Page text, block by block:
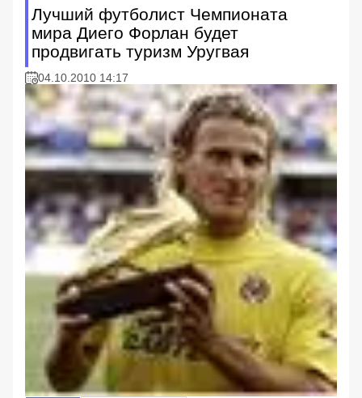
Лучший футболист Чемпионата
мира Диего Форлан будет
продвигать туризм Уругвая
04.10.2010 14:17